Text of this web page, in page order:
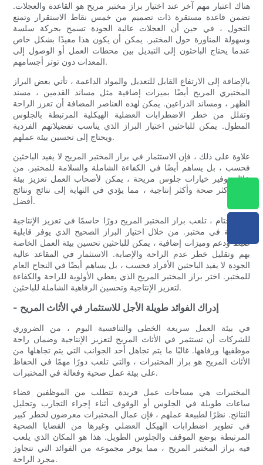
هناك اعتبار مهم آخر عند اختيار براز مختبر مريح هو القاعدة والعجلات.
تضمن قاعدة مستقرة ذات تصميم من خمس نقاط الاستقرار وتمنع
التحول ، في حين أن العجلات عالية الجودة تسمح بحركة سلسة
وسهولة المناورة حول المختبر. يمكن أن يكون هذا مفيدًا بشكل خاص
عندما يحتاج الباحثون إلى التبديل بين محطات العمل أو الوصول إلى
المعدات دون توتر أجسامهم.
بالإضافة إلى الارتفاع القابل للتعديل والمواد الداعمة ، تأتي بعض البراز
المختبري المريح أيضًا بميزات إضافية مثل مساند القدمين ، مسند
الظهر ، ومساند الذراعين. يمكن لهذه العناصر المضافة أن تعزز الراحة
وتقلل من خطر الاضطرابات العضلية الهيكلية المرتبطة بالجلوس
المطول. يمكن للباحثين اختيار البراز الذي يناسب تفضيلاتهم الفردية
ويحتاج إلى تحسين بيئة عملهم.
علاوة على ذلك ، فإن الاستثمار في براز المختبر المريح لا يفيد الباحثين
فحسب ، بل يساهم أيضًا في الكفاءة الشاملة والسلامة للمختبر. من
خلال توفير خيارات جلوس مريحة ، يمكن لأصحاب العمل تعزيز بيئة
عمل أكثر صحة وأكثر إنتاجية ، مما يؤدي في النهاية إلى نتائج ونتائج
أفضل.
في الختام ، تلعب براز المختبر المريح دورًا حاسمًا في تعزيز الإنتاجية
والراحة في مختبر. من خلال اختيار البراز الصحيح الذي يوفر قابلية
ضبط ودعم وميزات إضافية ، يمكن للباحثين تحسين بيئة العمل الخاصة
بهم وتقليل خطر عدم الراحة والإصابة. الاستثمار في المقاعد عالية
الجودة لا يفيد الباحثين الأفراد فحسب ، بل يساهم أيضًا في النجاح العام
للمختبر. اختر براز المختبر المريح الذي يعطي الأولوية للراحة والكفاءة
لتعزيز الإنتاجية وتحسين الرفاهية الشاملة للباحثين.
- إدراك الفوائد طويلة الأجل للاستثمار في الأثاث المريح
في بيئة العمل سريعة الخطى والتنافسية اليوم ، من الضروري
للشركات أن تستثمر في الأثاث المريح لتعزيز الإنتاجية وضمان راحة
موظفيها ورفاهها. غالبًا ما يتم تجاهل أحد الجوانب التي يتم تجاهلها من
الأثاث المريح هو براز المختبرات ، والتي تلعب دورًا مهمًا في الحفاظ
على بيئة عمل صحية وفعالة في المختبرات.
المختبرات هي مساحات عمل فريدة تتطلب من الموظفين قضاء
ساعات طويلة في الجلوس أو الوقوف أثناء إجراء التجارب وتحليل
النتائج. نظرًا لطبيعة عملهم ، فإن عمال المختبرات معرضون لخطر كبير
في تطوير اضطرابات الهيكل العضلي وغيرها من القضايا الصحية
المرتبطة بوضع الموقف والجلوس الطويل. هذا هو المكان الذي يلعب
فيه براز المختبر المريح ، مما يوفر مجموعة من الفوائد التي تتجاوز
مجرد الراحة.